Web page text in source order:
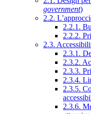
government)
2.2.
2.2.1.
2.2.2.
2.3.
2.3.1.
2.3.2.
2.3.3.
2.3.4.
2.3.5.
2.3.6.